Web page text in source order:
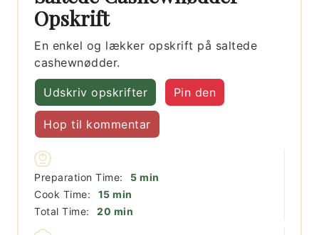
Opskrift
En enkel og lækker opskrift på saltede
cashewnødder.
Udskriv opskrifter Pin den
Hop til kommentar
Preparation Time: 5minutter
min
Cook Time:
15minutter
min
Total Time:
20 minutter
min